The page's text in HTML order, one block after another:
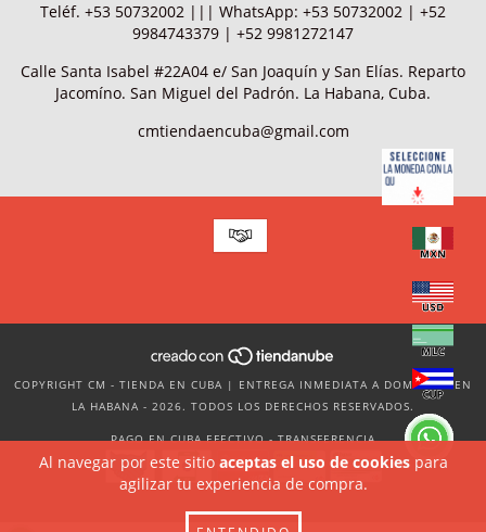
Al navegar por este sitio aceptas el uso de cookiespara
agilizar tu experiencia de compra.
Teléf. +53 50732002 ||| WhatsApp: +53 50732002 | +52
9984743379 | +52 9981272147
Calle Santa Isabel #22A04 e/ San Joaquín y San Elías. Reparto
Jacomíno. San Miguel del Padrón. La Habana, Cuba.
cmtiendaencuba@gmail.com
COPYRIGHT CM - TIENDA EN CUBA | ENTREGA INMEDIATA A DOMICILIO EN
LA HABANA - 2026. TODOS LOS DERECHOS RESERVADOS.
PAGO EN CUBA EFECTIVO - TRANSFERENCIA